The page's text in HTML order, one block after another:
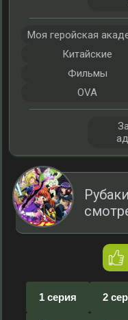
1 серия 2
Моя геройская
Китайские
Фильмы
OVA